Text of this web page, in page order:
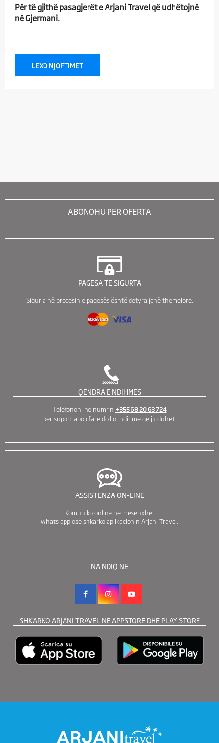
Për të gjithë pasagjerët e Arjani Travelqë udhëtojnë
në Gjermani.
LEXO NJOFTIMET
ABONOHU PER OFERTA
PAGESA TE SIGURTA
Siguria në procesin e pagesës është detyra jonë themelore.
QENDRA E NDIHMES
Telefononi ne numrin +355 68 20 63 724
per suport apo cfare do lloj ndihme qe ju duhet.
ASSISTENZA ON-LINE
Komuniko online ne mesenxher
whats app ose shkarko aplikacionin Arjani Travel.
NA NDIQ NE
SHKARKO ARJANI TRAVEL NE APPSTORE DHE PLAY STORE